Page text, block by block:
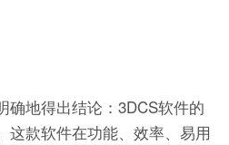
确地得出结论：3DCS软件的
这款软件在功能、效率、易用